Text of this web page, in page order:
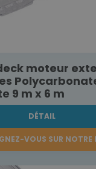
moteur
9 m x 6 m
DÉTAIL
VOUS SUR NOTRE